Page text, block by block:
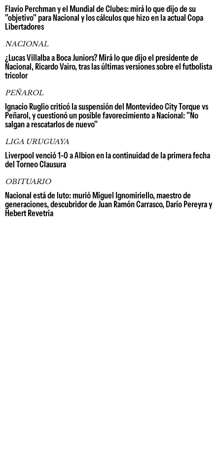
Flavio Perchman y el Mundial de Clubes: mirá lo que dijo de su
"objetivo" para Nacional y los cálculos que hizo en la actual Copa
Libertadores
NACIONAL
¿Lucas Villalba a Boca Juniors? Mirá lo que dijo el presidente de
Nacional, Ricardo Vairo, tras las últimas versiones sobre el futbolista
tricolor
PEÑAROL
Ignacio Ruglio criticó la suspensión del Montevideo City Torque vs
Peñarol, y cuestionó un posible favorecimiento a Nacional: "No
salgan a rescatarlos de nuevo"
LIGA URUGUAYA
Liverpool venció 1-0 a Albion en la continuidad de la primera fecha
del Torneo Clausura
OBITUARIO
Nacional está de luto: murió Miguel Ignomiriello, maestro de
generaciones, descubridor de Juan Ramón Carrasco, Darío Pereyra y
Hebert Revetria